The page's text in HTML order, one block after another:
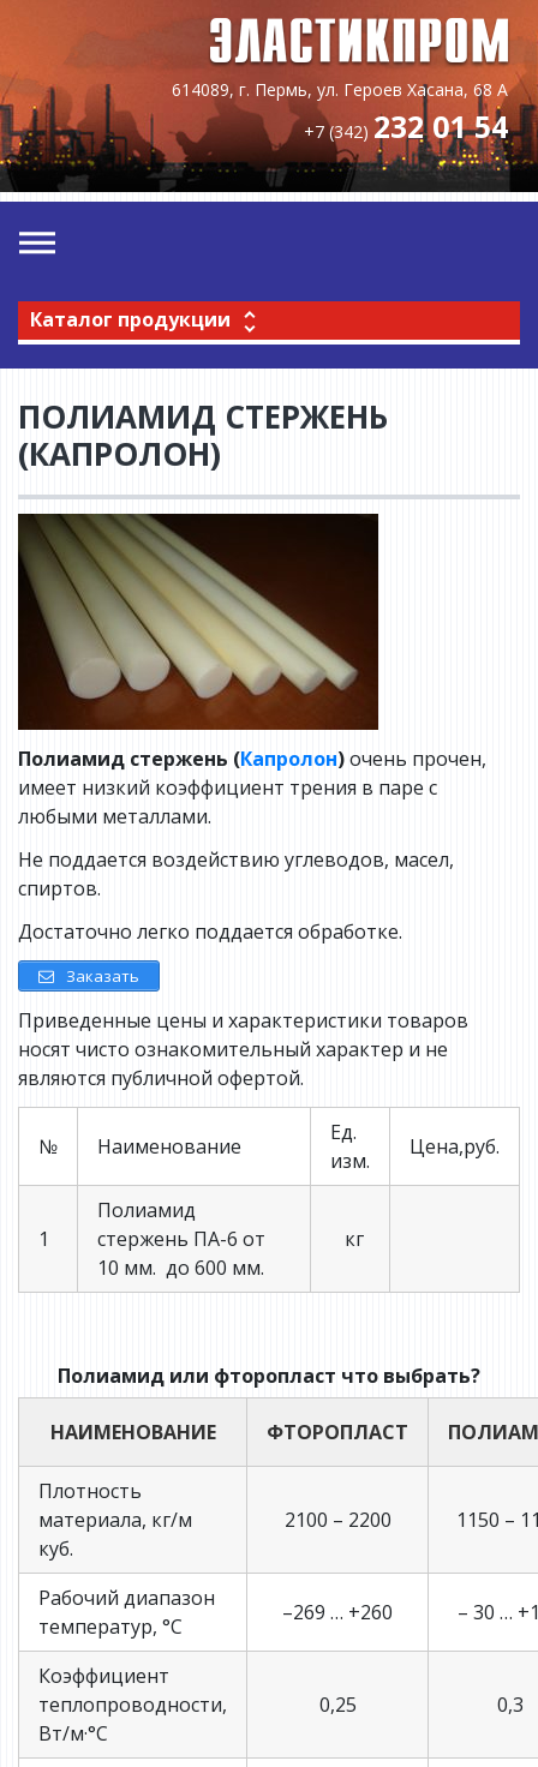
614089, г. Пермь, ул. Героев Хасана, 68 А
+7 (342) 232 01 54
Каталог продукции
ПОЛИАМИД СТЕРЖЕНЬ
(КАПРОЛОН)
Полиамид стержень (Капролон)очень прочен,
имеет низкий коэффициент трения в паре с
любыми металлами.
Не поддается воздействию углеводов, масел,
спиртов.
Достаточно легко поддается обработке.
Заказать
Приведенные цены и характеристики товаров
носят чисто ознакомительный характер и не
являются публичной офертой.
№ Наименование
Ед.
изм.
Цена,руб.
1
Полиамид
стержень ПА-6 от
10 мм. до 600 мм.
кг
Полиамид или фторопласт что выбрать?
НАИМЕНОВАНИЕ ФТОРОПЛАСТ
Плотность
материала, кг/м
куб.
2100 – 2200 1150 –
Рабочий диапазон
температур, °С
–269 … +260 – 30 …
Коэффициент
теплопроводности,
Вт/м·°С
0,25 0,3